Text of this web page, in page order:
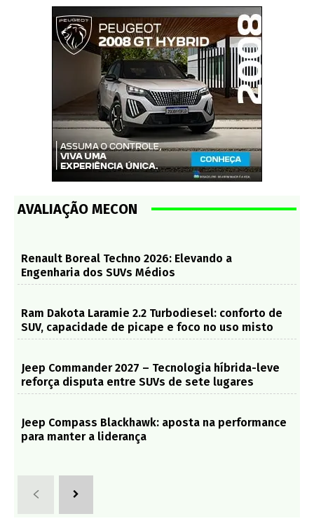
AVALIAÇÃO MECON
Renault Boreal Techno 2026: Elevando a
Engenharia dos SUVs Médios
Ram Dakota Laramie 2.2 Turbodiesel: conforto de
SUV, capacidade de picape e foco no uso misto
Jeep Commander 2027 – Tecnologia híbrida-leve
reforça disputa entre SUVs de sete lugares
Jeep Compass Blackhawk: aposta na performance
para manter a liderança